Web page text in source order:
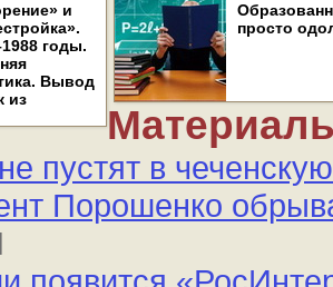
и
годы.
Вывод
из
просто
пустят в
Порошенко